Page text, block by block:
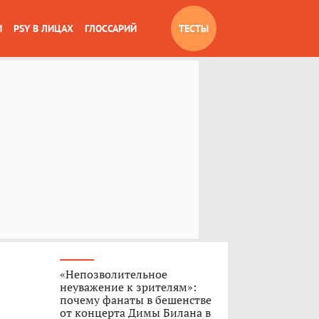
PSY В ЛИЦАХ ГЛОССАРИЙ ТЕСТЫ
«Непозволительное
неуважение к зрителям»:
почему фанаты в бешенстве
от концерта Димы Билана в